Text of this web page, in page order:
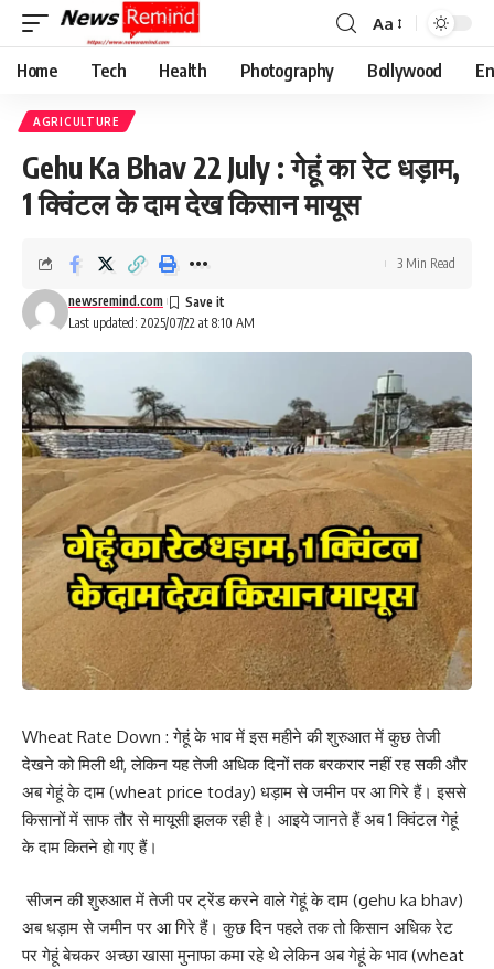
Font
Resizer
Aa
Home Tech Health Photography Bollywood
AGRICULTURE
Gehu Ka Bhav 22 July : गेहूं का रेट धड़ाम,
1 क्विंटल के दाम देख किसान मायूस
Last updated: 2025/07/22 at 8:10 AM
newsremind.com
3 Min Read
Wheat Rate Down : गेहूं के भाव में इस महीने की शुरुआत में कुछ तेजी
देखने को मिली थी, लेकिन यह तेजी अधिक दिनों तक बरकरार नहीं रह सकी और
अब गेहूं के दाम (wheat price today) धड़ाम से जमीन पर आ गिरे हैं। इससे
किसानों में साफ तौर से मायूसी झलक रही है। आइये जानते हैं अब 1 क्विंटल गेहूं
के दाम कितने हो गए हैं।
सीजन की शुरुआत में तेजी पर ट्रेंड करने वाले गेहूं के दाम (gehu ka bhav)
अब धड़ाम से जमीन पर आ गिरे हैं। कुछ दिन पहले तक तो किसान अधिक रेट
पर गेहूं बेचकर अच्छा खासा मुनाफा कमा रहे थे लेकिन अब गेहूं के भाव (wheat